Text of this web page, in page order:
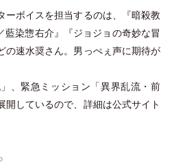
ーボイスを担当するのは、『暗殺教
藍染惣右介』『ジョジョの奇妙な冒
の速水奨さん。男っぺぇ声に期待が
」 、緊急ミッション 「異界乱流 ・前
開しているので、詳細は公式サイト